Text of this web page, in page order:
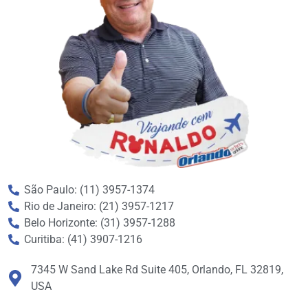
São Paulo: (11) 3957-1374
Rio de Janeiro: (21) 3957-1217
Belo Horizonte: (31) 3957-1288
Curitiba: (41) 3907-1216
7345 W Sand Lake Rd Suite 405, Orlando, FL 32819,
USA